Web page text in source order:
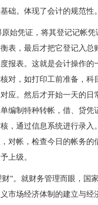
础。体现了会计的规范性。
凭证，将其登记记帐凭
表，最后才把它登记入总
报表。这就是会计操作的
对，如打印工前准备，科
应。然后才开始一天的日
编制特种转帐，借、贷凭
，通过信息系统进行录入
对帐，检查今日的帐务的
上级。
”。就财务管理而眼，国
市场经济体制的建立与经